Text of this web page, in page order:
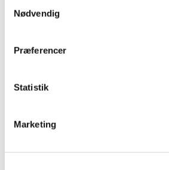
Nødvendig
Præferencer
Statistik
Marketing
Powerlead
Promax, Pro